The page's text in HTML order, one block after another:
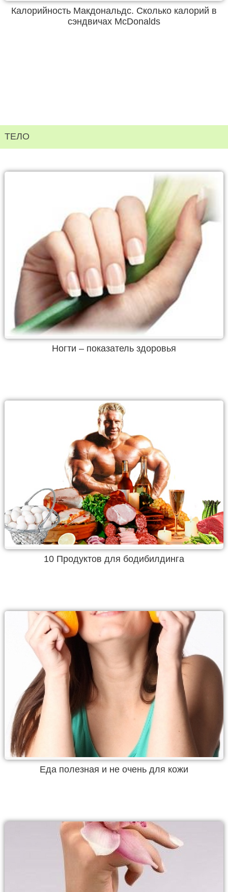
Калорийность Макдональдс. Сколько калорий в
сэндвичах McDonalds
ТЕЛО
Ногти – показатель здоровья
10 Продуктов для бодибилдинга
Еда полезная и не очень для кожи